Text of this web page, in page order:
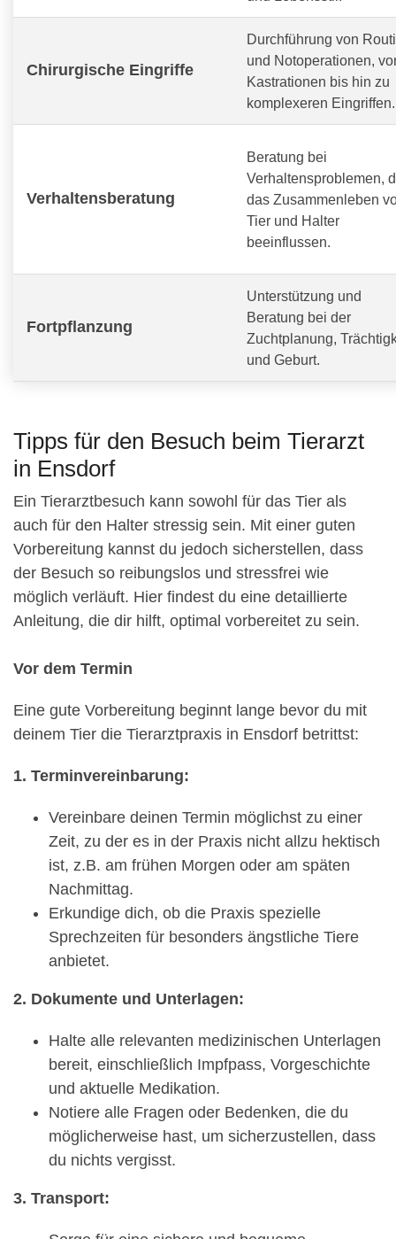
Chirurgische Eingriffe
Durchführung von
und Notoperationen,
Kastrationen bis hin zu
komplexeren Eingriffen.
Verhaltensberatung
Beratung bei
Verhaltensproblemen,
das Zusammenleben
Tier und Halter
beeinflussen.
Fortpflanzung
Unterstützung und
Beratung bei der
Zuchtplanung,
und Geburt.
Tipps für den Besuch beim Tierarzt
in Ensdorf
Ein Tierarztbesuch kann sowohl für das Tier als
auch für den Halter stressig sein. Mit einer guten
Vorbereitung kannst du jedoch sicherstellen, dass
der Besuch so reibungslos und stressfrei wie
möglich verläuft. Hier findest du eine detaillierte
Anleitung, die dir hilft, optimal vorbereitet zu sein.
Vor dem Termin
Eine gute Vorbereitung beginnt lange bevor du mit
deinem Tier die Tierarztpraxis in Ensdorf betrittst:
1. Terminvereinbarung:
Vereinbare deinen Termin möglichst zu einer
Zeit, zu der es in der Praxis nicht allzu hektisch
ist, z.B. am frühen Morgen oder am späten
Nachmittag.
Erkundige dich, ob die Praxis spezielle
Sprechzeiten für besonders ängstliche Tiere
anbietet.
2. Dokumente und Unterlagen:
Halte alle relevanten medizinischen Unterlagen
bereit, einschließlich Impfpass, Vorgeschichte
und aktuelle Medikation.
Notiere alle Fragen oder Bedenken, die du
möglicherweise hast, um sicherzustellen, dass
du nichts vergisst.
3. Transport: